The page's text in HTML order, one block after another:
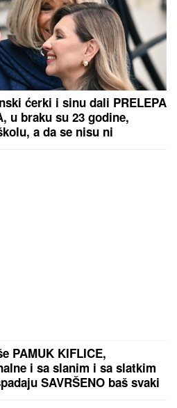
ćerki i sinu dali PRELEPA
u braku su 23 godine,
a da se nisu ni
PAMUK KIFLICE,
i sa slanim i sa slatkim
SAVRŠENO baš svaki